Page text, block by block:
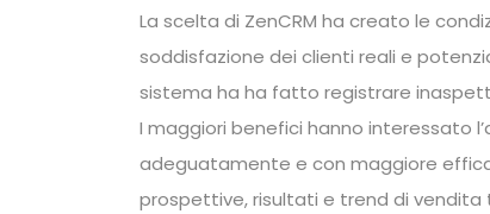
La scelta di ZenCRM ha creato le
soddisfazione dei clienti reali e
sistema ha ha fatto registrare
I maggiori benefici hanno interessato
adeguatamente e con maggiore
prospettive, risultati e trend di